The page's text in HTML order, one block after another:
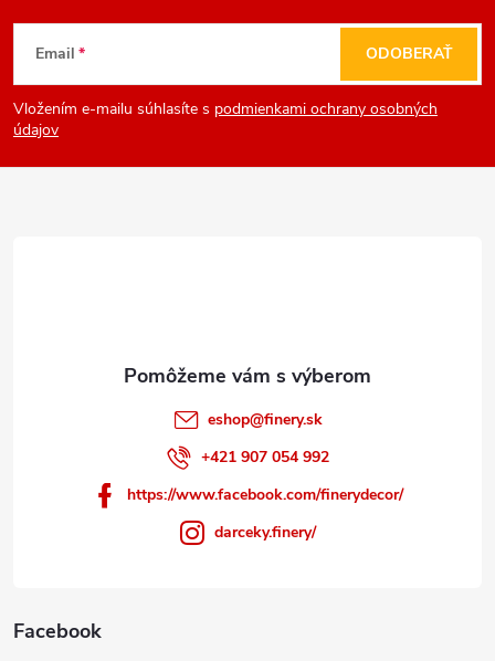
Z
á
p
Email
Vložením e-mailu súhlasíte s podmienkami ochrany osobných
údajov
ODOBERAŤ
eshop@finery.sk
+421 907 054 992
https://www.facebook.com/finerydecor/
darceky.finery/
Facebook